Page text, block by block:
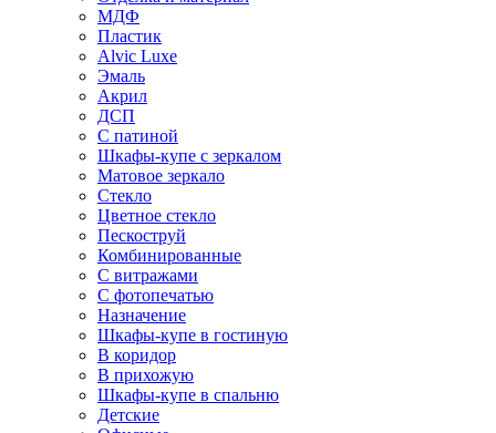
МДФ
Пластик
Alvic Luxe
Эмаль
Акрил
ДСП
С патиной
Шкафы-купе с зеркалом
Матовое зеркало
Стекло
Цветное стекло
Пескоструй
Комбинированные
С витражами
С фотопечатью
Назначение
Шкафы-купе в гостиную
В коридор
В прихожую
Шкафы-купе в спальню
Детские